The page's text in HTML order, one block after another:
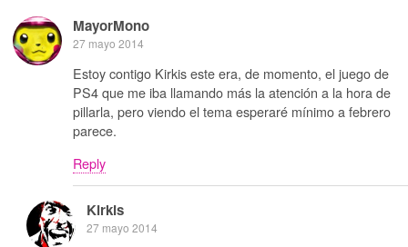
MayorMono
27 mayo 2014
Estoy contigo Kirkis este era, de momento, el juego de
PS4 que me iba llamando más la atención a la hora de
pillarla, pero viendo el tema esperaré mínimo a febrero
parece.
Reply
Kirkis
27 mayo 2014